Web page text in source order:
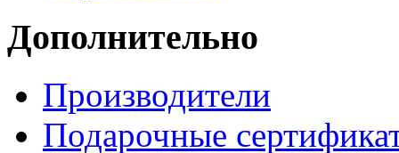
Дополнительно
Производители
Подарочные